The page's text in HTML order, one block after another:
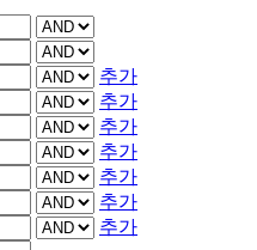
추가
추가
추가
추가
추가
추가
추가